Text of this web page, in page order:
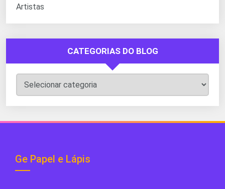
Artistas
CATEGORIAS DO BLOG
Categorias
do
Blog
Ge Papel e Lápis